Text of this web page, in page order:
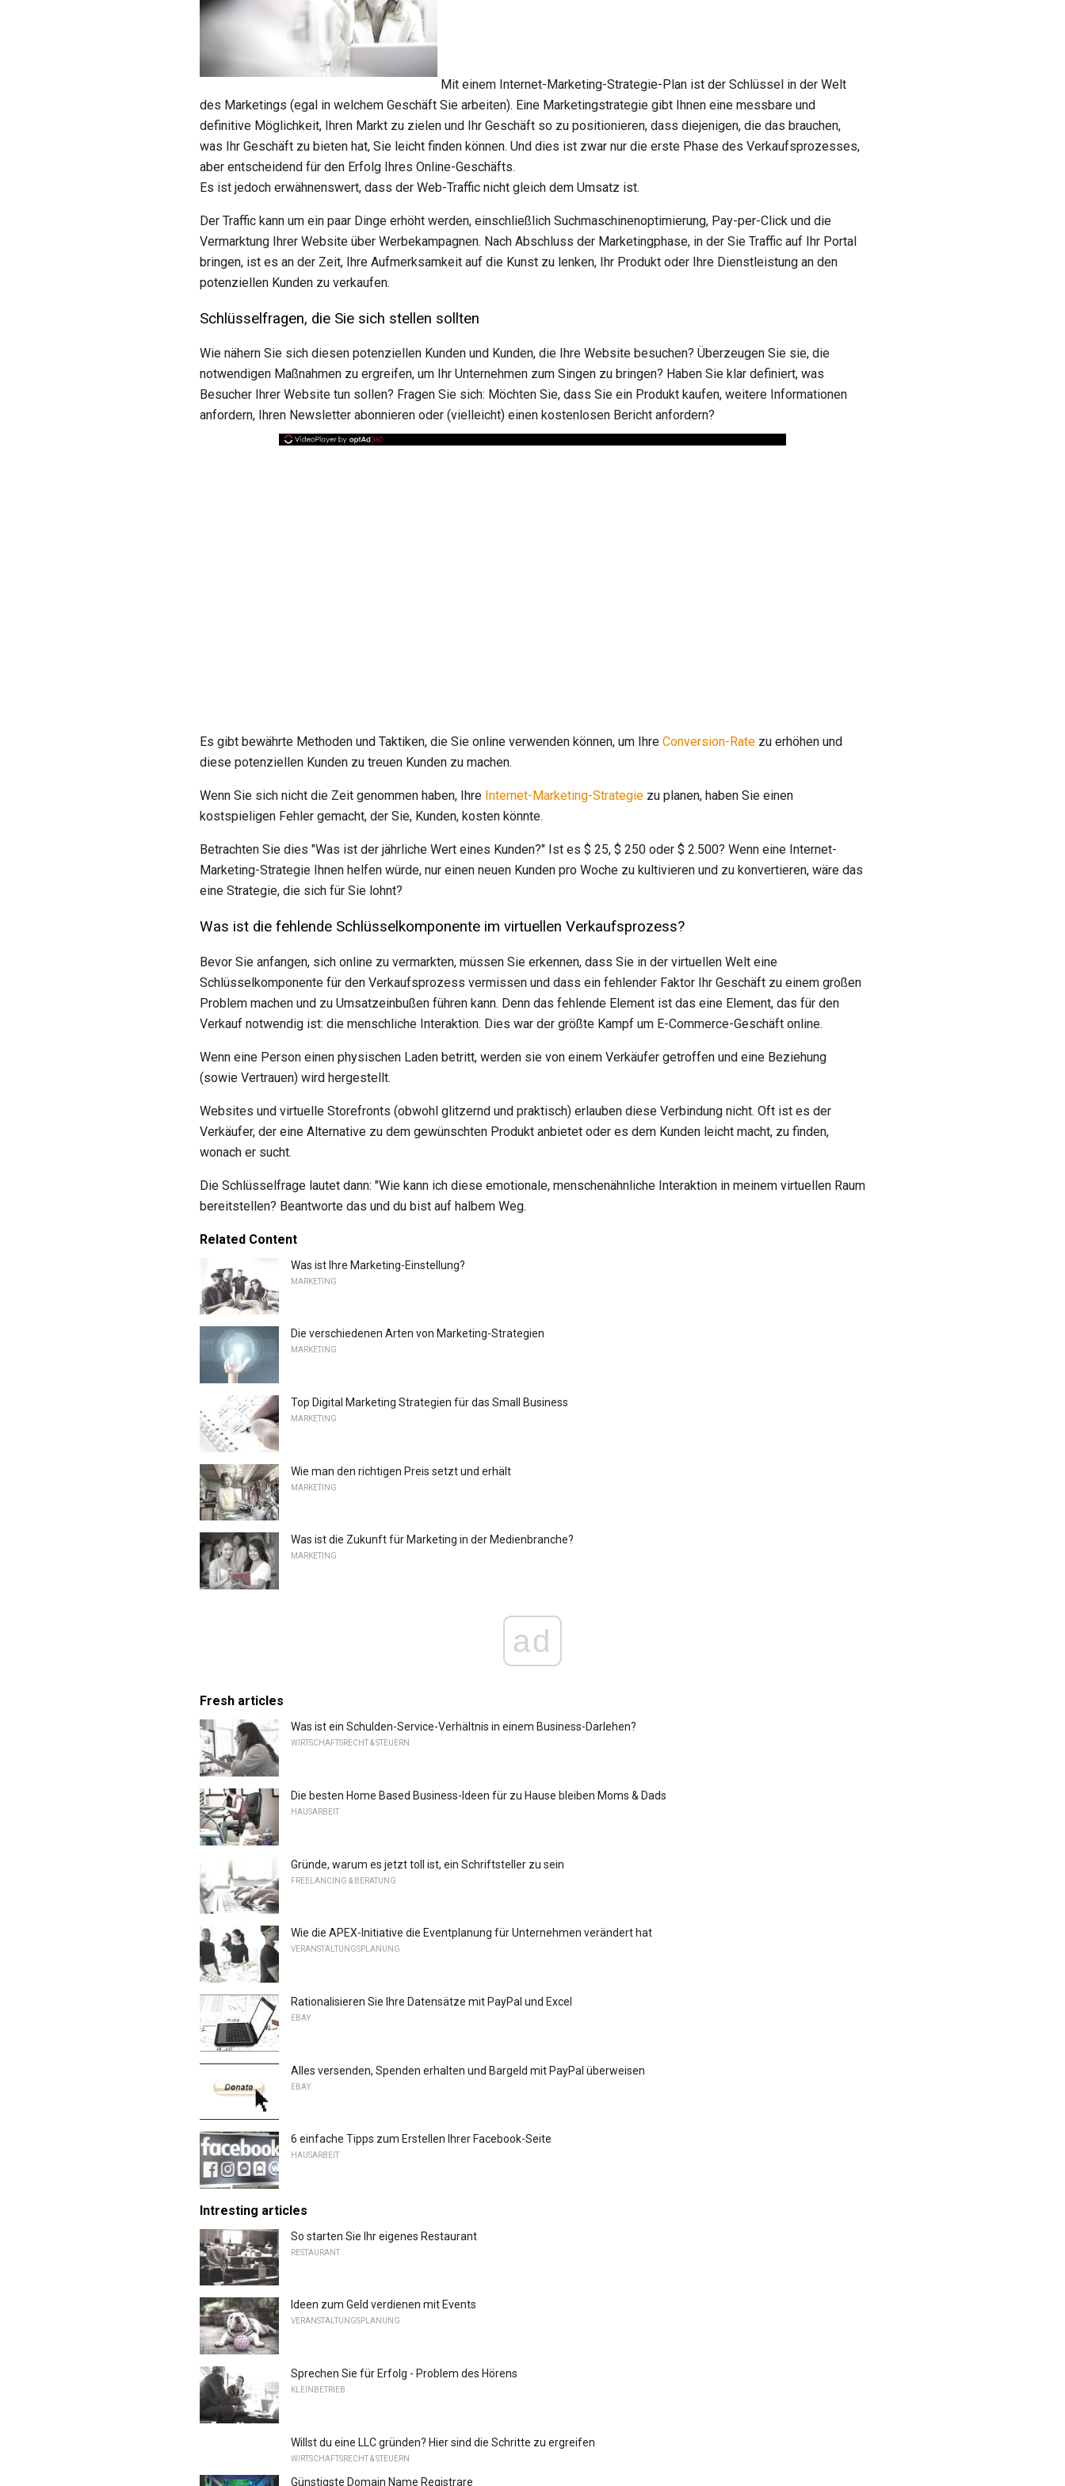
Mit einem Internet-Marketing-Strategie-Plan ist der Schlüssel in der Welt
des Marketings (egal in welchem ​​Geschäft Sie arbeiten). Eine Marketingstrategie gibt Ihnen eine messbare und
definitive Möglichkeit, Ihren Markt zu zielen und Ihr Geschäft so zu positionieren, dass diejenigen, die das brauchen,
was Ihr Geschäft zu bieten hat, Sie leicht finden können. Und dies ist zwar nur die erste Phase des Verkaufsprozesses,
aber entscheidend für den Erfolg Ihres Online-Geschäfts.
Es ist jedoch erwähnenswert, dass der Web-Traffic nicht gleich dem Umsatz ist.
Der Traffic kann um ein paar Dinge erhöht werden, einschließlich Suchmaschinenoptimierung, Pay-per-Click und die
Vermarktung Ihrer Website über Werbekampagnen. Nach Abschluss der Marketingphase, in der Sie Traffic auf Ihr Portal
bringen, ist es an der Zeit, Ihre Aufmerksamkeit auf die Kunst zu lenken, Ihr Produkt oder Ihre Dienstleistung an den
potenziellen Kunden zu verkaufen.
Schlüsselfragen, die Sie sich stellen sollten
Wie nähern Sie sich diesen potenziellen Kunden und Kunden, die Ihre Website besuchen? Überzeugen Sie sie, die
notwendigen Maßnahmen zu ergreifen, um Ihr Unternehmen zum Singen zu bringen? Haben Sie klar definiert, was
Besucher Ihrer Website tun sollen? Fragen Sie sich: Möchten Sie, dass Sie ein Produkt kaufen, weitere Informationen
anfordern, Ihren Newsletter abonnieren oder (vielleicht) einen kostenlosen Bericht anfordern?
Es gibt bewährte Methoden und Taktiken, die Sie online verwenden können, um Ihre Conversion-Rate zu erhöhen und
diese potenziellen Kunden zu treuen Kunden zu machen.
Wenn Sie sich nicht die Zeit genommen haben, Ihre Internet-Marketing-Strategie zu planen, haben Sie einen
kostspieligen Fehler gemacht, der Sie, Kunden, kosten könnte.
Betrachten Sie dies "Was ist der jährliche Wert eines Kunden?" Ist es $ 25, $ 250 oder $ 2.500? Wenn eine Internet-
Marketing-Strategie Ihnen helfen würde, nur einen neuen Kunden pro Woche zu kultivieren und zu konvertieren, wäre das
eine Strategie, die sich für Sie lohnt?
Was ist die fehlende Schlüsselkomponente im virtuellen Verkaufsprozess?
Bevor Sie anfangen, sich online zu vermarkten, müssen Sie erkennen, dass Sie in der virtuellen Welt eine
Schlüsselkomponente für den Verkaufsprozess vermissen und dass ein fehlender Faktor Ihr Geschäft zu einem großen
Problem machen und zu Umsatzeinbußen führen kann. Denn das fehlende Element ist das eine Element, das für den
Verkauf notwendig ist: die menschliche Interaktion. Dies war der größte Kampf um E-Commerce-Geschäft online.
Wenn eine Person einen physischen Laden betritt, werden sie von einem Verkäufer getroffen und eine Beziehung
(sowie Vertrauen) wird hergestellt.
Websites und virtuelle Storefronts (obwohl glitzernd und praktisch) erlauben diese Verbindung nicht. Oft ist es der
Verkäufer, der eine Alternative zu dem gewünschten Produkt anbietet oder es dem Kunden leicht macht, zu finden,
wonach er sucht.
Die Schlüsselfrage lautet dann: "Wie kann ich diese emotionale, menschenähnliche Interaktion in meinem virtuellen Raum
bereitstellen? Beantworte das und du bist auf halbem Weg.
Related Content
Was ist Ihre Marketing-Einstellung?
MARKETING
Die verschiedenen Arten von Marketing-Strategien
MARKETING
Top Digital Marketing Strategien für das Small Business
MARKETING
Wie man den richtigen Preis setzt und erhält
MARKETING
Was ist die Zukunft für Marketing in der Medienbranche?
MARKETING
ad
Fresh articles
Was ist ein Schulden-Service-Verhältnis in einem Business-Darlehen?
WIRTSCHAFTSRECHT & STEUERN
Die besten Home Based Business-Ideen für zu Hause bleiben Moms & Dads
HAUSARBEIT
Gründe, warum es jetzt toll ist, ein Schriftsteller zu sein
FREELANCING & BERATUNG
Wie die APEX-Initiative die Eventplanung für Unternehmen verändert hat
VERANSTALTUNGSPLANUNG
Rationalisieren Sie Ihre Datensätze mit PayPal und Excel
EBAY
Alles versenden, Spenden erhalten und Bargeld mit PayPal überweisen
EBAY
6 einfache Tipps zum Erstellen Ihrer Facebook-Seite
HAUSARBEIT
Intresting articles
So starten Sie Ihr eigenes Restaurant
RESTAURANT
Ideen zum Geld verdienen mit Events
VERANSTALTUNGSPLANUNG
Sprechen Sie für Erfolg - Problem des Hörens
KLEINBETRIEB
Willst du eine LLC gründen? Hier sind die Schritte zu ergreifen
WIRTSCHAFTSRECHT & STEUERN
Günstigste Domain Name Registrare